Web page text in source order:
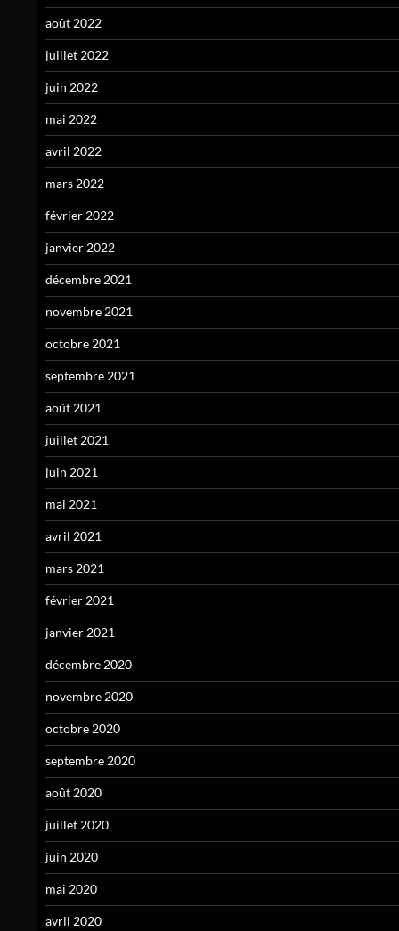
août 2022
juillet 2022
juin 2022
mai 2022
avril 2022
mars 2022
février 2022
janvier 2022
décembre 2021
novembre 2021
octobre 2021
septembre 2021
août 2021
juillet 2021
juin 2021
mai 2021
avril 2021
mars 2021
février 2021
janvier 2021
décembre 2020
novembre 2020
octobre 2020
septembre 2020
août 2020
juillet 2020
juin 2020
mai 2020
avril 2020